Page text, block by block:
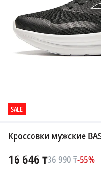
SALE
Кроссовки мужские
16 646₸36 990₸-55%